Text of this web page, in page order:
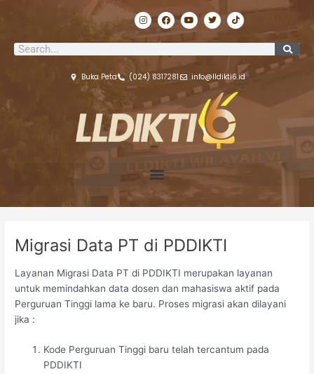
I
n
t
a
F
a
c
e
o
o
k
Y
o
u
t
T
w
t
T
i
t
Search
Buka Peta (024) 8317281 info@lldikti6.id
Migrasi Data PT di PDDIKTI
Layanan Migrasi Data PT di PDDIKTI merupakan layanan
untuk memindahkan data dosen dan mahasiswa aktif pada
Perguruan Tinggi lama ke baru. Proses migrasi akan dilayani
jika :
Kode Perguruan Tinggi baru telah tercantum pada
PDDIKTI